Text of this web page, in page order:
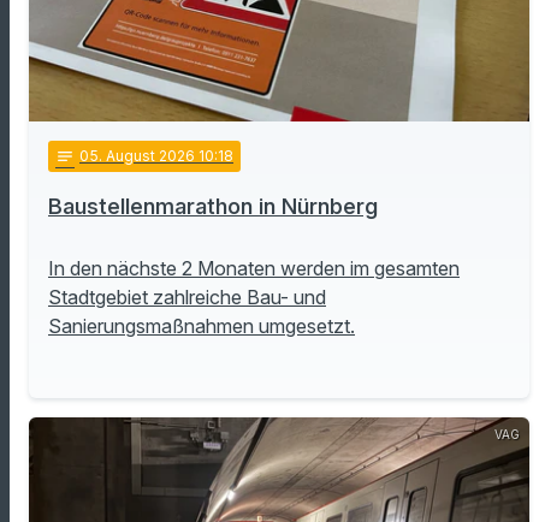
notes 05. August 2026 10:18
Baustellenmarathon in Nürnberg
In den nächste 2 Monaten werden im gesamten
Stadtgebiet zahlreiche Bau- und
Sanierungsmaßnahmen umgesetzt.
VAG